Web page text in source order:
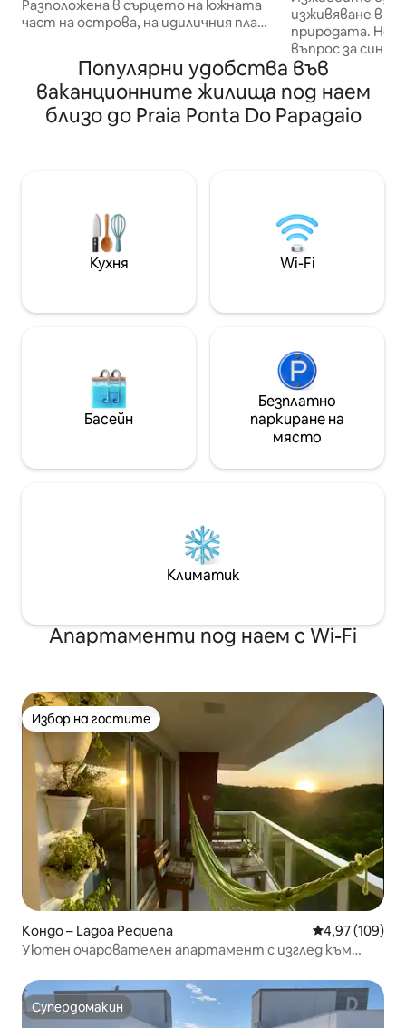
Разположена в сърцето на южната
част на острова, на идиличния плаж
морето предлага уникално
изживяване. Потопете се в
кристално чистите води на
Кампече или се отпуснете под звука
на вълните, докато се
естествена красота и най-
доброто, което Флорианополис
може да предложи
изживяване в
природата.
въпрос за
зеленото на
си почивате и
атмосферата.
на
на по - малко от
черен път. OBS*
ниски или много
средства
Популярни удобства във
ваканционните жилища под наем
близо до Praia Ponta Do Papagaio
Кухня Wi-Fi
Басейн
Безплатно
паркиране на
място
Климатик
Апартаменти под наем с Wi-Fi
Избор на гостите
Избор на гостите
Кондо – Lagoa Pequena Средна
4,97 (109)
Уютен очарователен апартамент с изглед към
Супердомакин
Супердомакин